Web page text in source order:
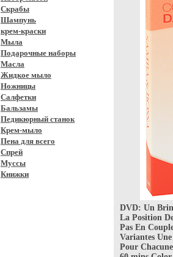
Скрабы
Шампунь
крем-краски
Мыла
Подарочные наборы
Масла
Жидкое мыло
Ножницы
Салфетки
Бальзамы
Педикюрный станок
Крем-мыло
Пена для всего
Спрей
Муссы
Книжки
DVD: Un
La Position
Pas En
Variantes
Pour